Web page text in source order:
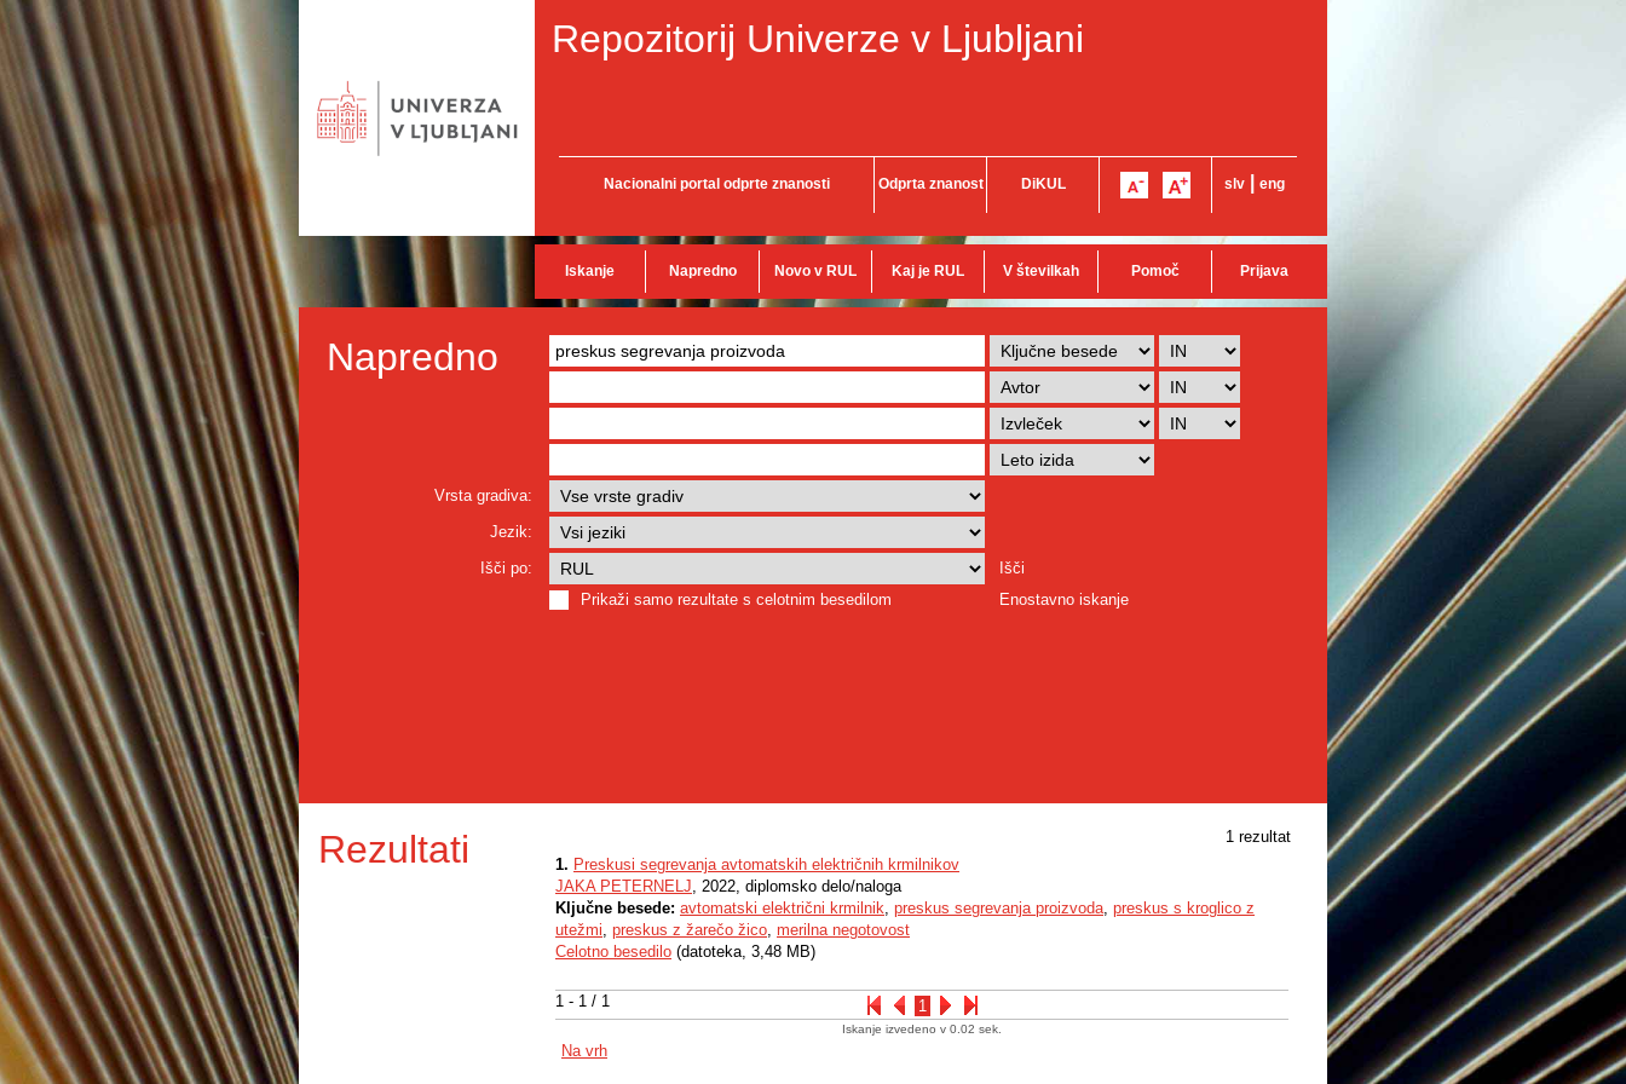
Repozitorij Univerze v Ljubljani
Nacionalni portal odprte znanosti Odprta znanost DiKUL slv eng
Iskanje Napredno Novo v RUL Kaj je RUL V številkah Pomoč Prijava
Napredno
Vrsta gradiva:
Jezik:
Išči po:
Išči
Prikaži samo rezultate s celotnim besedilom
Enostavno iskanje
Rezultati 1 rezultat
1 - 1 / 1 1
1. Preskusi segrevanja avtomatskih električnih krmilnikov
JAKA PETERNELJ, 2022, diplomsko delo/naloga
Ključne besede: avtomatski električni krmilnik, preskus segrevanja proizvoda, preskus s kroglico z
utežmi, preskus z žarečo žico, merilna negotovost
Celotno besedilo (datoteka, 3,48 MB)
Iskanje izvedeno v 0.02 sek.
Na vrh